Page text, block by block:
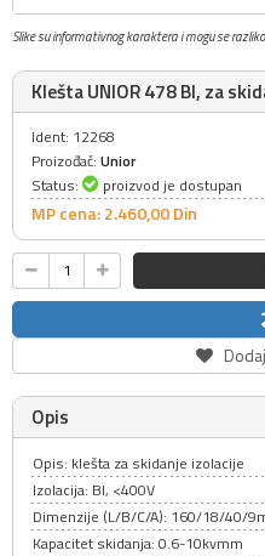
Slike su informativnog karaktera i mogu se
Klešta UNIOR 478 BI, za
Ident: 12268
Proizođač: Unior
Status:
proizvod je dostupan
MP cena: 2.460,00Din
Dodaj
Opis
Opis: klešta za skidanje izolacije
Izolacija: BI, <400V
Dimenzije (L/B/C/A): 160/18/40/
Kapacitet skidanja: 0.6-10kvmm